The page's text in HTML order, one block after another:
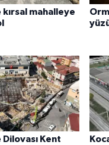
mahalleye
Kent